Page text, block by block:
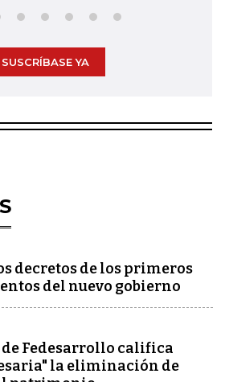
SUSCRÍBASE YA
decretos de los primeros
del nuevo gobierno
Fedesarrollo califica
la eliminación de